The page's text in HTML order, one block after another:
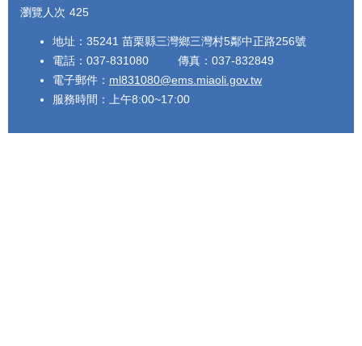
瀏覽人次 425
地址：35241 苗栗縣三灣鄉三灣村5鄰中正路256號
電話：037-831080 傳真：037-832849
電子郵件： ml831080@ems.miaoli.gov.tw
服務時間：上午8:00~17:00